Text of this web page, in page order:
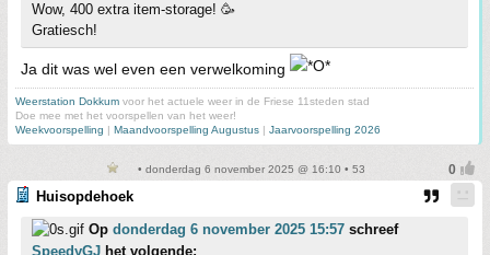
Wow, 400 extra item-storage! 🥳
Gratiesch!
Ja dit was wel even een verwelkoming
Weerstation Dokkum voor het actuele weer in de Friese 11steden stad
Doe mee met het voorspellen van het weer!
Weekvoorspelling | Maandvoorspelling Augustus | Jaarvoorspelling 2026
• donderdag 6 november 2025 @ 16:10 • 53
Huisopdehoek
Op donderdag 6 november 2025 15:57 schreef
SpeedyGJ het volgende: